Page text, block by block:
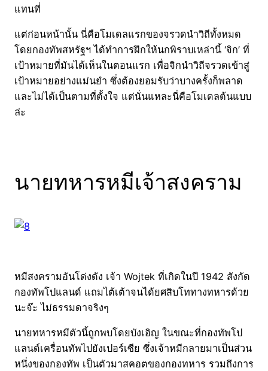
แทนที่
แต่ก่อนหน้านั้น นี่คือโมเดลแรกของจรวดนำวิถีทั้งหมด
โดยกองทัพสหรัฐฯ ได้ทำการฝึกให้นกพิราบเหล่านี้ ‘จิก’ ที่
เป้าหมายที่มันได้เห็นในตอนแรก เพื่อจิกนำวิถีจรวดเข้าสู่
เป้าหมายอย่างแม่นยำ ซึ่งต้องยอมรับว่าบางครั้งก็พลาด
และไม่ได้เป็นตามที่ตั้งใจ แต่นั่นแหละนี่คือโมเดลต้นแบบ
ล่ะ
นายทหารหมีเจ้าสงคราม
หมีสงครามอันโด่งดัง เจ้า Wojtek ที่เกิดในปี 1942 สังกัด
กองทัพโปแลนด์ แถมไต้เต้าจนได้ยศสิบโททางทหารด้วย
นะจ๊ะ ไม่ธรรมดาจริงๆ
นายทหารหมีตัวนี้ถูกพบโดยบังเอิญ ในขณะที่กองทัพโป
แลนด์เครื่อนทัพไปยังเปอร์เซีย ซึ่งเจ้าหมีกลายมาเป็นส่วน
หนึ่งของกองทัพ เป็นตัวมาสคอตของกองทหาร รวมถึงการ